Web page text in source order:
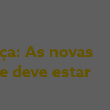
As novas
deve estar